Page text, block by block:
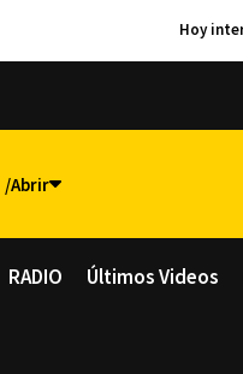
RADIO Últimos Videos